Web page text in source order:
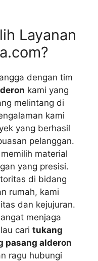
Layanan
dengan tim
kami yang
melintang di
kami
yang berhasil
pelanggan.
material
yang presisi.
di bidang
rumah, kami
dan kejujuran.
menjaga
cari tukang
pasang alderon
ragu hubungi